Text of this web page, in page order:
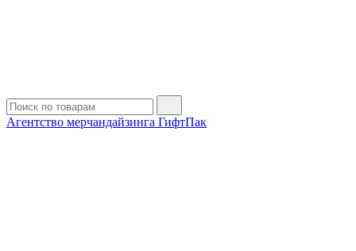
Агентство мерчандайзинга ГифтПак